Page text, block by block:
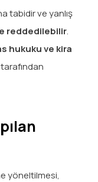
tabidir ve yanlış
reddedilebilir.
hukuku ve kira
tarafından
yöneltilmesi,